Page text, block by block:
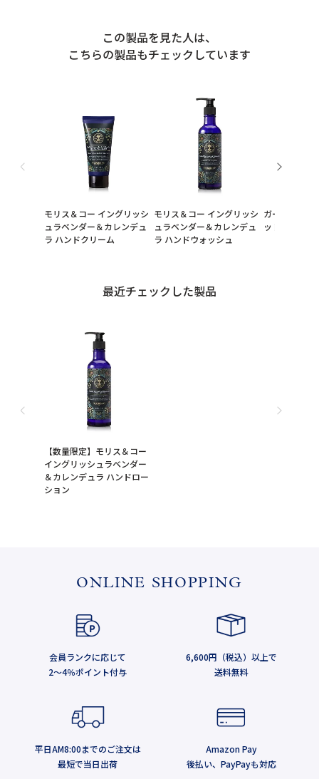
この製品を見た人は、
こちらの製品もチェックしています
モリス＆コー イングリッシ
ュラベンダー＆カレンデュ
ラ ハンドクリーム
モリス＆コー イングリッシ
ュラベンダー＆カレンデュ
ラ ハンドウォッシュ
ガーデンミン
ット ハンド
最近チェックした製品
【数量限定】モリス＆コー
イングリッシュラベンダー
＆カレンデュラ ハンドロー
ション
ONLINE SHOPPING
会員ランクに応じて
2～4％ポイント付与
6,600円（税込）以上で
送料無料
平日AM8:00までのご注文は
最短で当日出荷
Amazon Pay
後払い、PayPayも対応